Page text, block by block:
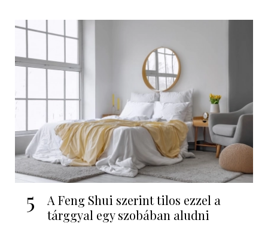
5
A Feng Shui szerint tilos ezzel a
tárggyal egy szobában aludni